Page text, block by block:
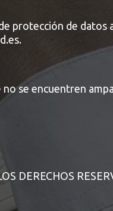
protección de datos
se encuentren
DERECHOS